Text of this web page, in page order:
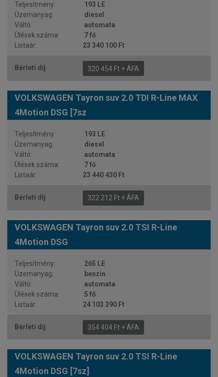
193 LE
diesel
automata
7 fő
23 340 100 Ft
320 454 Ft + ÁFA
VOLKSWAGEN Tayron suv 2.0 TDI R-Line MAX
4Motion DSG [7sz
193 LE
diesel
automata
7 fő
23 440 430 Ft
322 212 Ft + ÁFA
VOLKSWAGEN Tayron suv 2.0 TSI R-Line
4Motion DSG
265 LE
benzin
automata
5 fő
24 103 390 Ft
354 404 Ft + ÁFA
VOLKSWAGEN Tayron suv 2.0 TSI R-Line
4Motion DSG [7sz]